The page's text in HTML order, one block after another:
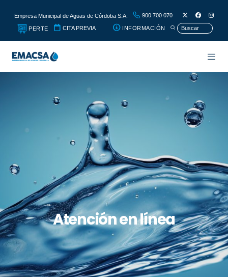
Empresa Municipal de Aguas de Córdoba S.A. 900 700 070
PERTE CITA PREVIA INFORMACIÓN
Atención en línea